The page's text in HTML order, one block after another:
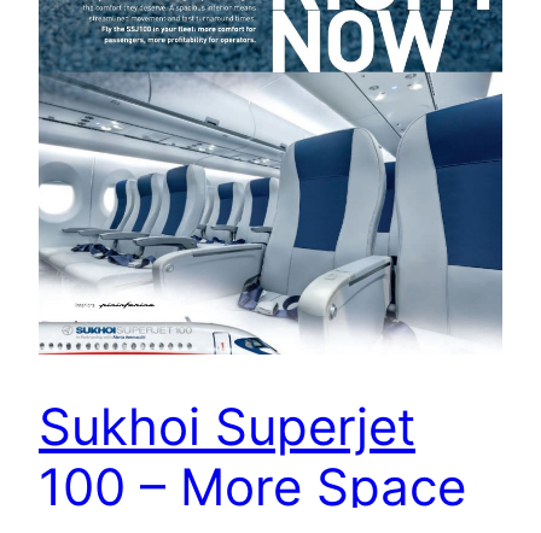
Sukhoi Superjet
100 – More Space